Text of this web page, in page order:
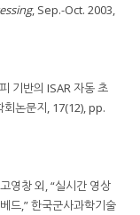
, Sep.-Oct. 2003,
기반의 ISAR 자동 초
회논문지, 17(12), pp.
영창 외, “실시간 영상
드,” 한국군사과학기술